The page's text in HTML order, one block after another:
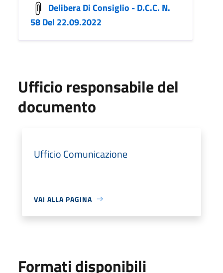
Delibera Di Consiglio - D.C.C. N.
58 Del 22.09.2022
Ufficio responsabile del
documento
Ufficio Comunicazione
VAI ALLA PAGINA
Formati disponibili